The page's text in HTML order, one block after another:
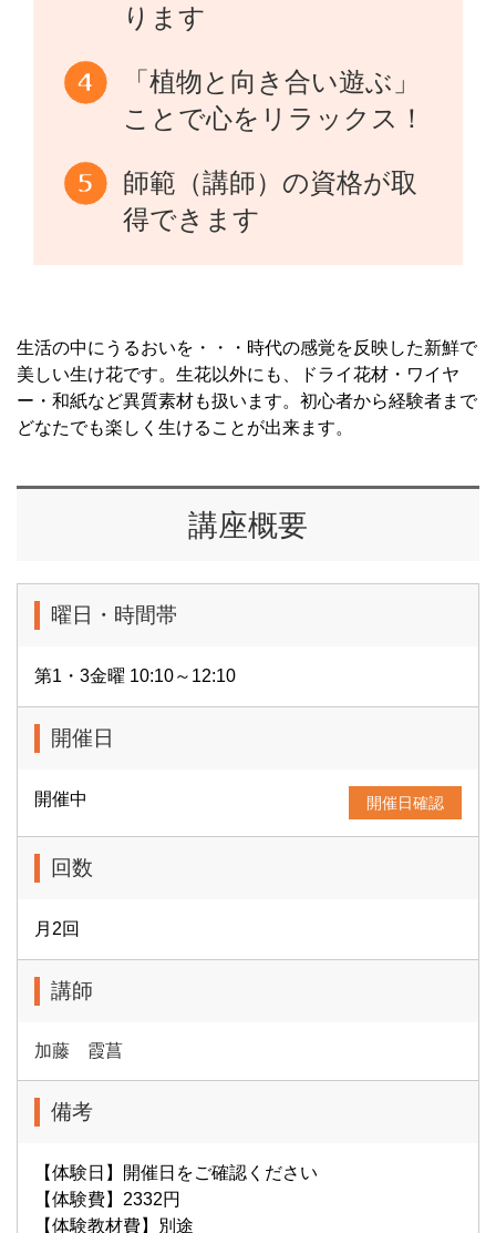
ります
「植物と向き合い遊ぶ」
ことで心をリラックス！
師範（講師）の資格が取
得できます
生活の中にうるおいを・・・時代の感覚を反映した新鮮で
美しい生け花です。生花以外にも、ドライ花材・ワイヤ
ー・和紙など異質素材も扱います。初心者から経験者まで
どなたでも楽しく生けることが出来ます。
講座概要
曜日・時間帯
第1・3金曜 10:10～12:10
開催日
開催中 開催日確認
回数
月2回
講師
加藤 霞菖
備考
【体験日】開催日をご確認ください
【体験費】2332円
【体験教材費】別途